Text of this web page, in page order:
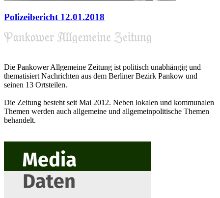
Polizeibericht 12.01.2018
Die Pankower Allgemeine Zeitung ist politisch unabhängig und
thematisiert Nachrichten aus dem Berliner Bezirk Pankow und
seinen 13 Ortsteilen.
Die Zeitung besteht seit Mai 2012. Neben lokalen und kommunalen
Themen werden auch allgemeine und allgemeinpolitische Themen
behandelt.